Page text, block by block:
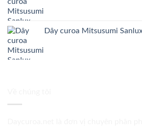
Dây curoa Mitsusumi